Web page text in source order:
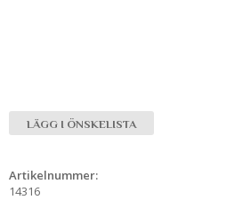
LÄGG I ÖNSKELISTA
Artikelnummer:
14316